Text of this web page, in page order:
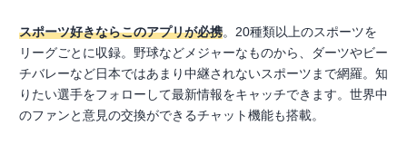
スポーツ好きならこのアプリが必携。20種類以上のスポーツを
リーグごとに収録。野球などメジャーなものから、ダーツやビー
チバレーなど日本ではあまり中継されないスポーツまで網羅。知
りたい選手をフォローして最新情報をキャッチできます。世界中
のファンと意見の交換ができるチャット機能も搭載。